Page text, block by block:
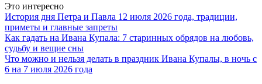
Это интересно
История дня Петра и Павла 12 июля 2026 года, традиции,
приметы и главные запреты
Как гадать на Ивана Купала: 7 старинных обрядов на любовь,
судьбу и вещие сны
Что можно и нельзя делать в праздник Ивана Купалы, в ночь с
6 на 7 июля 2026 года